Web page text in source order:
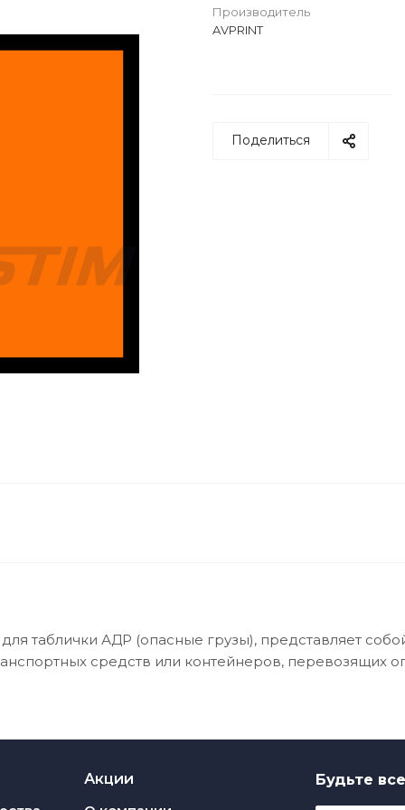
Производитель
AVPRINT
Поделиться
таблички АДР (опасные грузы), представляет
средств или контейнеров, перевозящих
Акции Будьте